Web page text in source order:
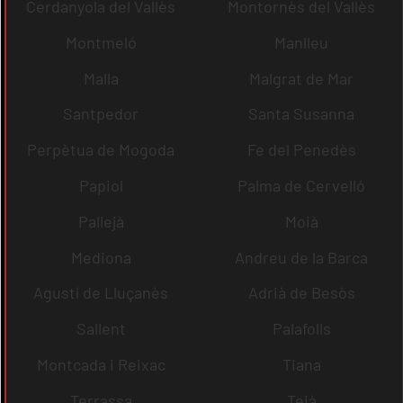
Cerdanyola del Vallès
Montornès del Vallès
Montmeló
Manlleu
Malla
Malgrat de Mar
Santpedor
Santa Susanna
Perpètua de Mogoda
Fe del Penedès
Papiol
Palma de Cervelló
Pallejà
Moià
Mediona
Andreu de la Barca
Agustí de Lluçanès
Adrià de Besòs
Sallent
Palafolls
Montcada i Reixac
Tiana